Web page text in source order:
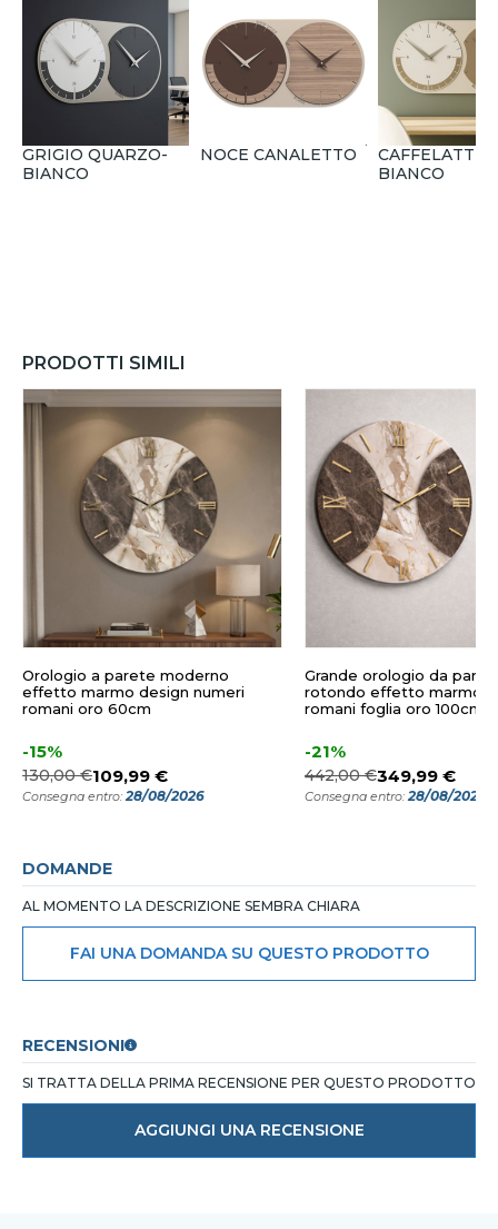
GRIGIO QUARZO-
BIANCO
NOCE CANALETTO
CAFFELATTE-
BIANCO
PRODOTTI SIMILI
Orologio a parete moderno
effetto marmo design numeri
romani oro 60cm
-15%
130,00 €109,99 €
Consegna entro:28/08/2026
Grande orologio da
rotondo effetto marmo
romani foglia oro 100cm
-21%
442,00 €349,99 €
Consegna entro:28/08/2026
DOMANDE
AL MOMENTO LA DESCRIZIONE SEMBRA CHIARA
FAI UNA DOMANDA SU QUESTO PRODOTTO
RECENSIONI
SI TRATTA DELLA PRIMA RECENSIONE PER QUESTO PRODOTTO
AGGIUNGI UNA RECENSIONE